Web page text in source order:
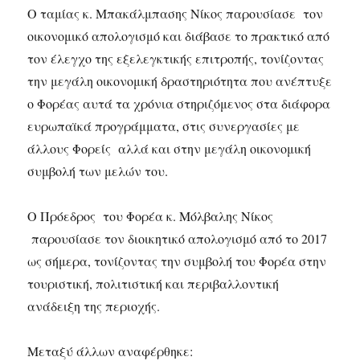
Ο ταμίας κ. Μπακάλμπασης Νίκος παρουσίασε τον
οικονομικό απολογισμό και διάβασε το πρακτικό από
τον έλεγχο της εξελεγκτικής επιτροπής, τονίζοντας
την μεγάλη οικονομική δραστηριότητα που ανέπτυξε
ο Φορέας αυτά τα χρόνια στηριζόμενος στα διάφορα
ευρωπαϊκά προγράμματα, στις συνεργασίες με
άλλους Φορείς αλλά και στην μεγάλη οικονομική
συμβολή των μελών του.
Ο Πρόεδρος του Φορέα κ. Μόλβαλης Νίκος
παρουσίασε τον διοικητικό απολογισμό από το 2017
ως σήμερα, τονίζοντας την συμβολή του Φορέα στην
τουριστική, πολιτιστική και περιβαλλοντική
ανάδειξη της περιοχής.
Μεταξύ άλλων αναφέρθηκε: